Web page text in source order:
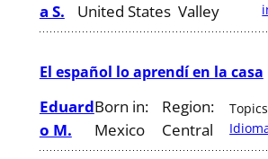
a S.
United States Valley
El español lo aprendí en la casa
Eduard
o M.
Born in:
Mexico
Region:
Central